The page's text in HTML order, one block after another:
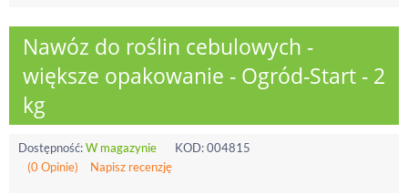
Nawóz do roślin cebulowych -
większe opakowanie - Ogród-Start - 2
kg
Dostępność:W magazynie KOD:004815
(0 Opinie)
Napisz recenzję